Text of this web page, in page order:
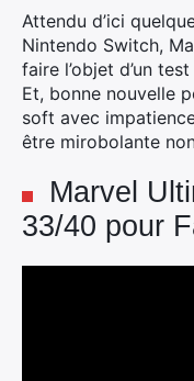
Attendu d’ici
Nintendo Switch,
faire l’objet d’un
Et, bonne nouvelle
soft avec
être mirobolante
Marvel
33/40 pour